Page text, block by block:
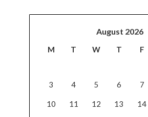
August 2026
M T W T F
3 4 5 6 7
10 11 12 13 14